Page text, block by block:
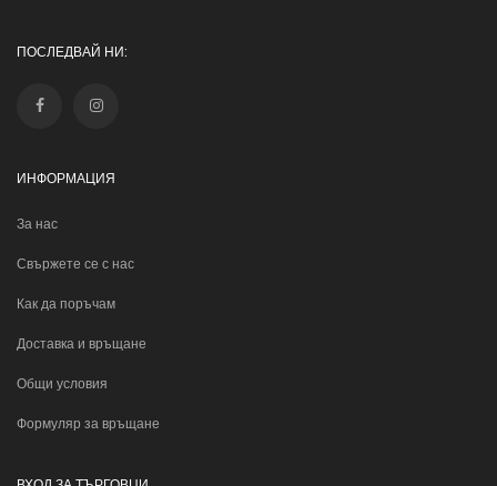
ПОСЛЕДВАЙ НИ:
ИНФОРМАЦИЯ
За нас
Свържете се с нас
Как да поръчам
Доставка и връщане
Общи условия
Формуляр за връщане